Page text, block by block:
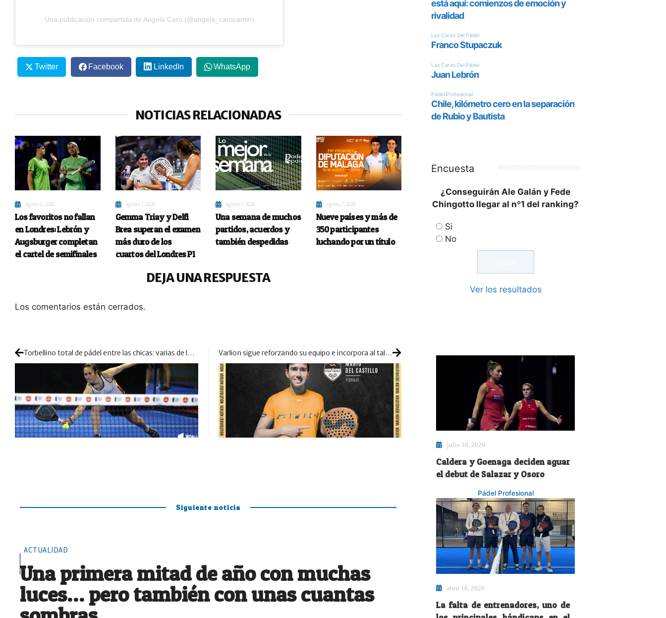
Una publicación compartida de Angela Caro (@angela_carocantin)
Twitter Facebook LinkedIn WhatsApp
NOTICIAS RELACIONADAS
agosto 8, 2026
Los favoritos no fallan
en Londres: Lebrón y
Augsburger completan
el cartel de semifinales
agosto 7, 2026
Gemma Triay y Delfi
Brea superan el examen
más duro de los
cuartos del Londres P1
agosto 7, 2026
Una semana de muchos
partidos, acuerdos y
también despedidas
agosto 7, 2026
Nueve países y más de
350 participantes
luchando por un título
DEJA UNA RESPUESTA
Los comentarios están cerrados.
Torbellino total de pádel entre las chicas: varias de las favoritas se quedan fuera de Miami Varlion sigue reforzando su equipo e incorpora al talento sevillano de Mario Del Castillo
Siguiente noticia
ACTUALIDAD
Una primera mitad de año con muchas
luces… pero también con unas cuantas
Encuesta
¿Conseguirán Ale Galán y Fede
Chingotto llegar al nº1 del ranking?
Si
No
Ver los resultados
julio 16, 2026
Caldera y Goenaga deciden aguar
el debut de Salazar y Osoro
Pádel Profesional
abril 18, 2026
La falta de entrenadores, uno de